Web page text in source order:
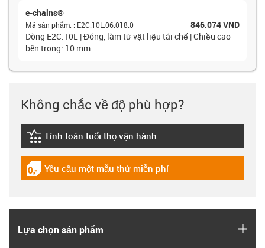
e-chains®
Mã sản phẩm. : E2C.10L.06.018.0
846.074 VND
Dòng E2C.10L | Đóng, làm từ vật liệu tái chế | Chiều cao
bên trong: 10 mm
Không chắc về độ phù hợp?
igus-icon-lebensdauerrechner
Tính toán tuổi thọ vận hành
igus-icon-gratismuster
Yêu cầu một mẫu thử miễn phí
Lựa chọn sản phẩm